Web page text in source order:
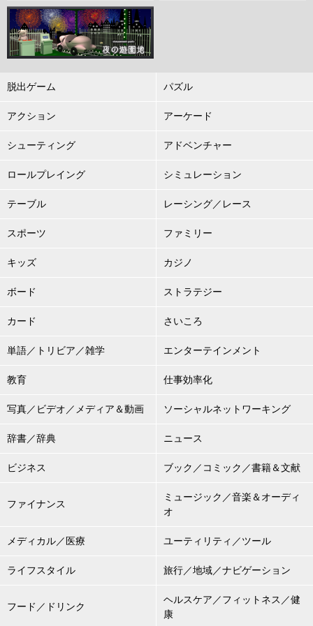
脱出ゲーム パズル
アクション アーケード
シューティング アドベンチャー
ロールプレイング シミュレーション
テーブル レーシング／レース
スポーツ ファミリー
キッズ カジノ
ボード ストラテジー
カード さいころ
単語／トリビア／雑学 エンターテインメント
教育 仕事効率化
写真／ビデオ／メディア＆動画 ソーシャルネットワーキング
辞書／辞典 ニュース
ビジネス ブック／コミック／書籍＆文献
ファイナンス
ミュージック／音楽＆オーディ
オ
メディカル／医療 ユーティリティ／ツール
ライフスタイル 旅行／地域／ナビゲーション
フード／ドリンク
ヘルスケア／フィットネス／健
康